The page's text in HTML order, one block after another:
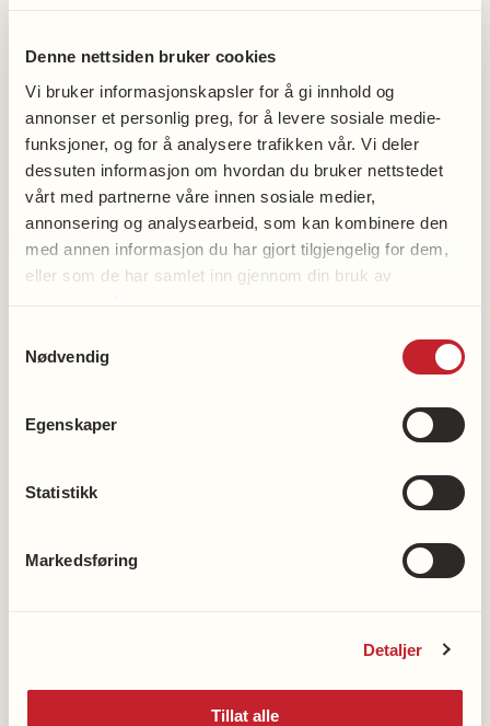
Denne nettsiden bruker cookies
Vi bruker informasjonskapsler for å gi innhold og
annonser et personlig preg, for å levere sosiale medie-
funksjoner, og for å analysere trafikken vår. Vi deler
dessuten informasjon om hvordan du bruker nettstedet
vårt med partnerne våre innen sosiale medier,
annonsering og analysearbeid, som kan kombinere den
med annen informasjon du har gjort tilgjengelig for dem,
eller som de har samlet inn gjennom din bruk av
Nødvendig
Egenskaper
Statistikk
Markedsføring
Detaljer
Tillat alle
Hjertesvikt
Atrieflimmer
Hjerneslag
Angina Pectoris
Klaffefeil i hjertet
Å leve med hjerte- og karsykdommer
Høyt blodtrykk